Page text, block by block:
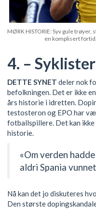
MØRK HISTORIE: Syv gule
en komplisert fortid.
4. –
DETTE SYNET deler nok
befolkningen. Det er ikke
års historie i idretten.
testosteron og EPO har
fotballspillere. Det kan
historie.
«Om verden
aldri Spania
Nå kan det jo diskuteres
Den største